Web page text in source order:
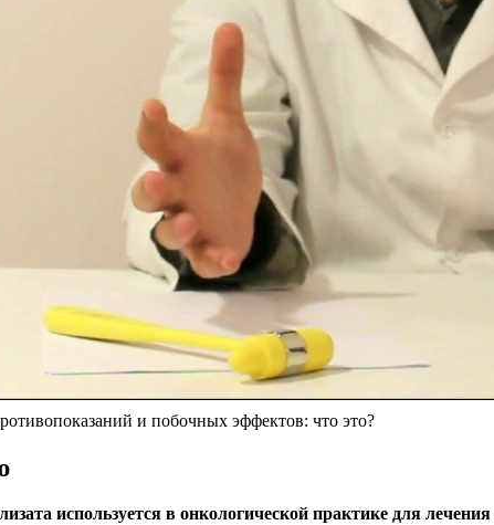
и побочных эффектов: что это?
используется в онкологической практике для